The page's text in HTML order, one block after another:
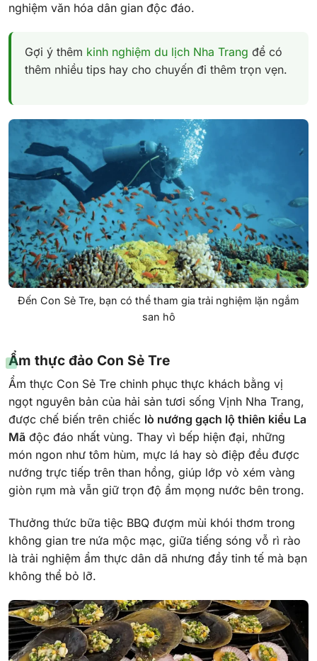
nghiệm văn hóa dân gian độc đáo.
Gợi ý thêm kinh nghiệm du lịch Nha Trang để có
thêm nhiều tips hay cho chuyến đi thêm trọn vẹn.
Đến Con Sẻ Tre, bạn có thể tham gia trải nghiệm lặn ngắm
san hô
Ẩm thực đảo Con Sẻ Tre
Ẩm thực Con Sẻ Tre chinh phục thực khách bằng vị
ngọt nguyên bản của hải sản tươi sống Vịnh Nha Trang,
được chế biến trên chiếc lò nướng gạch lộ thiên kiểu La
Mã độc đáo nhất vùng. Thay vì bếp hiện đại, những
món ngon như tôm hùm, mực lá hay sò điệp đều được
nướng trực tiếp trên than hồng, giúp lớp vỏ xém vàng
giòn rụm mà vẫn giữ trọn độ ẩm mọng nước bên trong.
Thưởng thức bữa tiệc BBQ đượm mùi khói thơm trong
không gian tre nứa mộc mạc, giữa tiếng sóng vỗ rì rào
là trải nghiệm ẩm thực dân dã nhưng đầy tinh tế mà bạn
không thể bỏ lỡ.